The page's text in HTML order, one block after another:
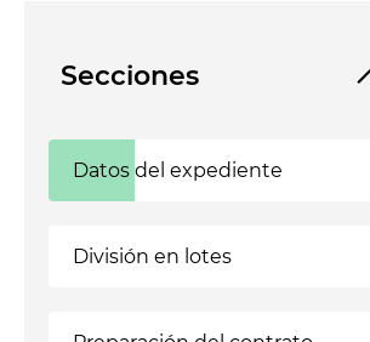
Secciones
Datos del expediente
División en lotes